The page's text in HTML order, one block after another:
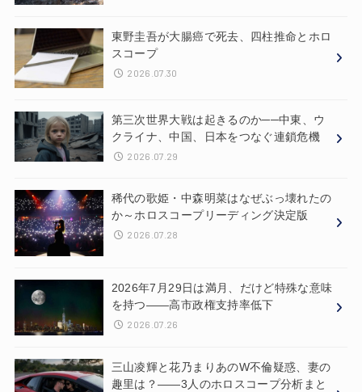
東野圭吾が大腸癌で死去、四柱推命とホロ
スコープ
2026.07.30
第三次世界大戦は起きるのか──中東、ウ
クライナ、中国、日本をつなぐ連鎖危機
2026.07.29
稀代の歌姫・中森明菜はなぜぶっ壊れたの
か～ホロスコープリーディング決定版
2026.07.28
2026年7月29日は満月、だけど特殊な意味
を持つ——高市政権支持率低下
2026.07.26
三山凌輝と花乃まりあのW不倫疑惑、妻の
趣里は？——3人のホロスコープ分析まと